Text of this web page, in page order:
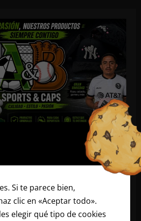
Si te parece bien,
clic en «Aceptar todo».
elegir qué tipo de cookies